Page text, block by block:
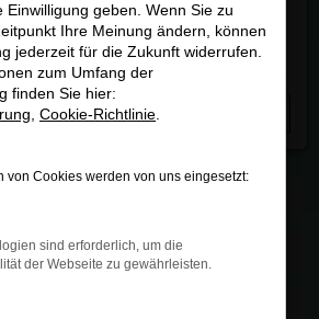
- ÜBER 2000 EU-
NEUWAGEN
Einwilligung geben. Wenn Sie zu
Ihre Meinung ändern, können
jederzeit für die Zukunft widerrufen.
zum Umfang der
finden Sie hier:
Cookie-Richtlinie
von Cookies werden von uns eingesetzt:
sind erforderlich, um die
der Webseite zu gewährleisten.
am neuen Standort – wir freuen uns
auf Sie